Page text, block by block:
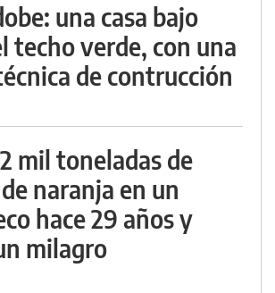
una casa bajo
techo verde, con una
de contrucción
mil toneladas de
naranja en un
hace 29 años y
milagro